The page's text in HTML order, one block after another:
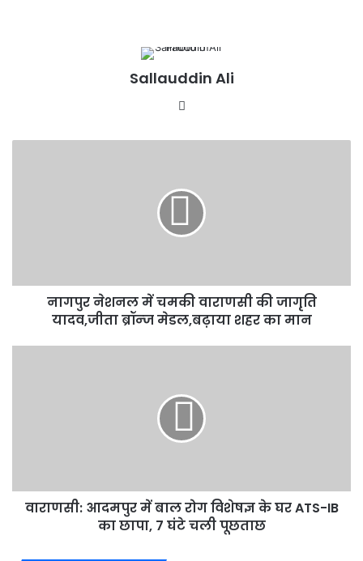
Sallauddin Ali
ब्रॉन्ज
मेडल,बढ़ायानागपुर नेशनल में चमकी वाराणसी की जागृति
यादव,जीता ब्रॉन्ज मेडल,बढ़ाया शहर का मान
ATS-
वाराणसी: आदमपुर में बाल रोग विशेषज्ञ के घर ATS-IB
का छापा, 7 घंटे चली पूछताछ